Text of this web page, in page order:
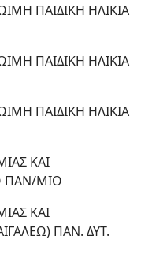
ΠΑΙΔΙΚΗ ΗΛΙΚΙΑ
ΠΑΙΔΙΚΗ ΗΛΙΚΙΑ
ΠΑΙΔΙΚΗ ΗΛΙΚΙΑ
ΚΑΙ
ΠΑΝ/ΜΙΟ
ΚΑΙ
ΠΑΝ. ΔΥΤ.